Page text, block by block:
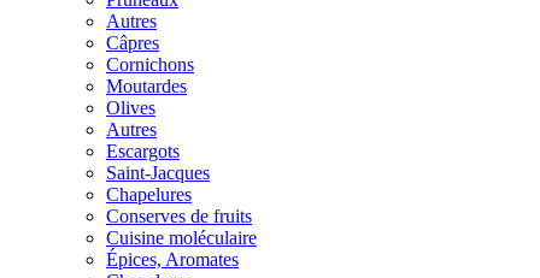
Autres
Câpres
Cornichons
Moutardes
Olives
Autres
Escargots
Saint-Jacques
Chapelures
Conserves de fruits
Cuisine moléculaire
Épices, Aromates